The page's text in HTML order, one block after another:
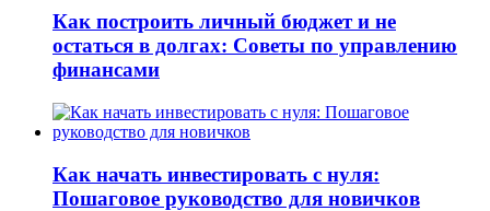
Как построить личный бюджет и не
остаться в долгах: Советы по управлению
финансами
Как начать инвестировать с нуля:
Пошаговое руководство для новичков